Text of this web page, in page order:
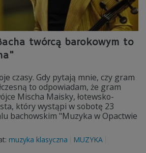
twórcą barokowym to
czasy. Gdy pytają mnie, czy gram
to odpowiadam, że gram
Mischa Maisky, łotewsko-
który wystąpi w sobotę 23
bachowskim "Muzyka w Opactwie
muzyka klasyczna
MUZYKA